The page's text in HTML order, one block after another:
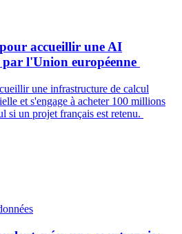
accueillir une AI
l'Union européenne
une infrastructure de calcul
et s'engage à acheter 100 millions
si un projet français est retenu.